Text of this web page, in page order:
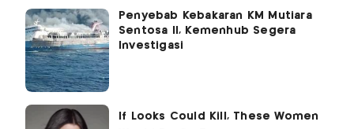
Penyebab Kebakaran KM Mutiara
Sentosa II, Kemenhub Segera
Investigasi